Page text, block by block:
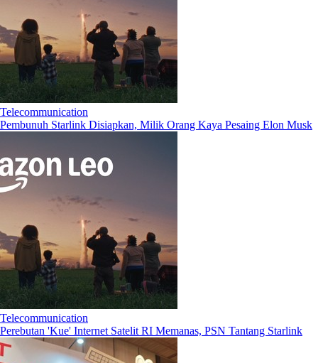
Telecommunication
Pembunuh Starlink Disiapkan, Milik Orang Kaya Pesaing Elon Musk
Telecommunication
Perebutan 'Kue' Internet Satelit RI Memanas, PSN Tantang Starlink